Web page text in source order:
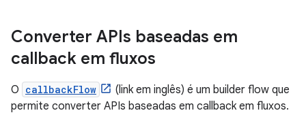
Converter APIs baseadas em
callback em fluxos
O callbackFlow
(link em inglês) é um builder flow que
permite converter APIs baseadas em callback em fluxos.